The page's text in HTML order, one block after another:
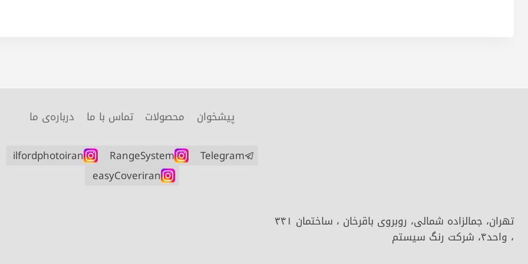
پیشخوان محصولات تماس با ما درباره‌ی ما
Telegram
RangeSystem
ilfordphotoiran
easyCoveriran
تهران، جمالزاده شمالی، روبروی باقرخان ، ساختمان ۳۴۱
، واحد۴، شرکت رنگ سیستم